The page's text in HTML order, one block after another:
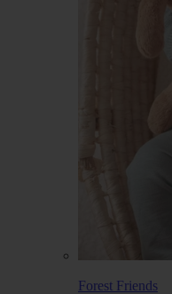
Forest Friends